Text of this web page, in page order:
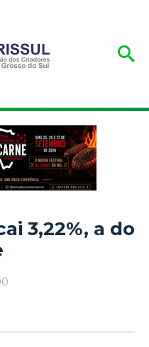
3,22%, a do